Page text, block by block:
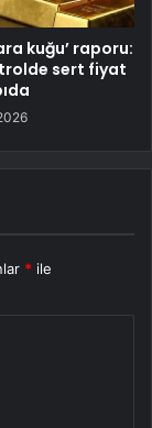
kuğu’ raporu:
sert fiyat
* ile